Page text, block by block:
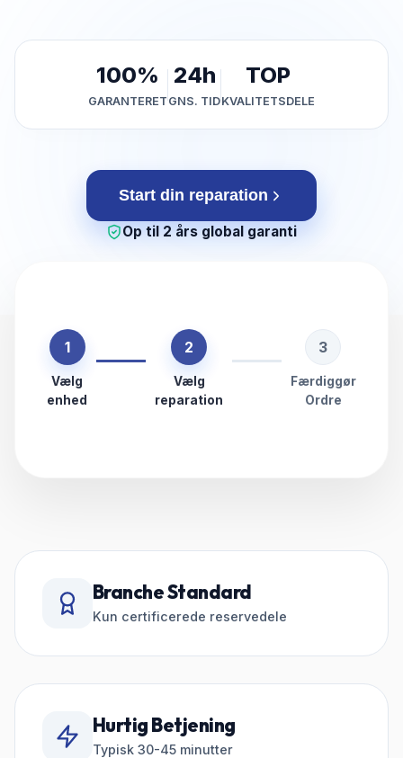
100%
GARANTERET
24h
GNS. TID
TOP
KVALITETSDELE
Start din reparation
Op til 2 års global garanti
1
Vælg
enhed
2
Vælg
reparation
3
Færdiggør
Ordre
Branche Standard
Kun certificerede reservedele
Hurtig Betjening
Typisk 30-45 minutter